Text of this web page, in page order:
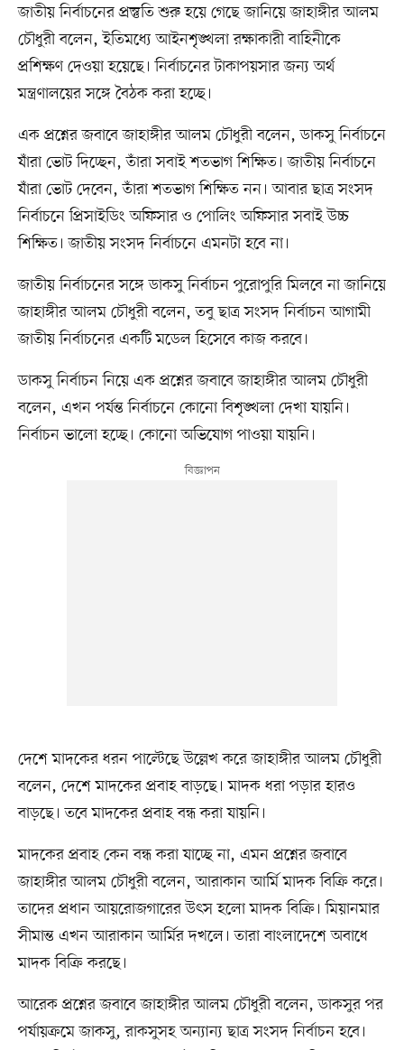
জাতীয় নির্বাচনের প্রস্তুতি শুরু হয়ে গেছে জানিয়ে জাহাঙ্গীর আলম
চৌধুরী বলেন, ইতিমধ্যে আইনশৃঙ্খলা রক্ষাকারী বাহিনীকে
প্রশিক্ষণ দেওয়া হয়েছে। নির্বাচনের টাকাপয়সার জন্য অর্থ
মন্ত্রণালয়ের সঙ্গে বৈঠক করা হচ্ছে।
এক প্রশ্নের জবাবে জাহাঙ্গীর আলম চৌধুরী বলেন, ডাকসু নির্বাচনে
যাঁরা ভোট দিচ্ছেন, তাঁরা সবাই শতভাগ শিক্ষিত। জাতীয় নির্বাচনে
যাঁরা ভোট দেবেন, তাঁরা শতভাগ শিক্ষিত নন। আবার ছাত্র সংসদ
নির্বাচনে প্রিসাইডিং অফিসার ও পোলিং অফিসার সবাই উচ্চ
শিক্ষিত। জাতীয় সংসদ নির্বাচনে এমনটা হবে না।
জাতীয় নির্বাচনের সঙ্গে ডাকসু নির্বাচন পুরোপুরি মিলবে না জানিয়ে
জাহাঙ্গীর আলম চৌধুরী বলেন, তবু ছাত্র সংসদ নির্বাচন আগামী
জাতীয় নির্বাচনের একটি মডেল হিসেবে কাজ করবে।
ডাকসু নির্বাচন নিয়ে এক প্রশ্নের জবাবে জাহাঙ্গীর আলম চৌধুরী
বলেন, এখন পর্যন্ত নির্বাচনে কোনো বিশৃঙ্খলা দেখা যায়নি।
নির্বাচন ভালো হচ্ছে। কোনো অভিযোগ পাওয়া যায়নি।
দেশে মাদকের ধরন পাল্টেছে উল্লেখ করে জাহাঙ্গীর আলম চৌধুরী
বলেন, দেশে মাদকের প্রবাহ বাড়ছে। মাদক ধরা পড়ার হারও
বাড়ছে। তবে মাদকের প্রবাহ বন্ধ করা যায়নি।
মাদকের প্রবাহ কেন বন্ধ করা যাচ্ছে না, এমন প্রশ্নের জবাবে
জাহাঙ্গীর আলম চৌধুরী বলেন, আরাকান আর্মি মাদক বিক্রি করে।
তাদের প্রধান আয়রোজগারের উৎস হলো মাদক বিক্রি। মিয়ানমার
সীমান্ত এখন আরাকান আর্মির দখলে। তারা বাংলাদেশে অবাধে
মাদক বিক্রি করছে।
আরেক প্রশ্নের জবাবে জাহাঙ্গীর আলম চৌধুরী বলেন, ডাকসুর পর
পর্যায়ক্রমে জাকসু, রাকসুসহ অন্যান্য ছাত্র সংসদ নির্বাচন হবে।